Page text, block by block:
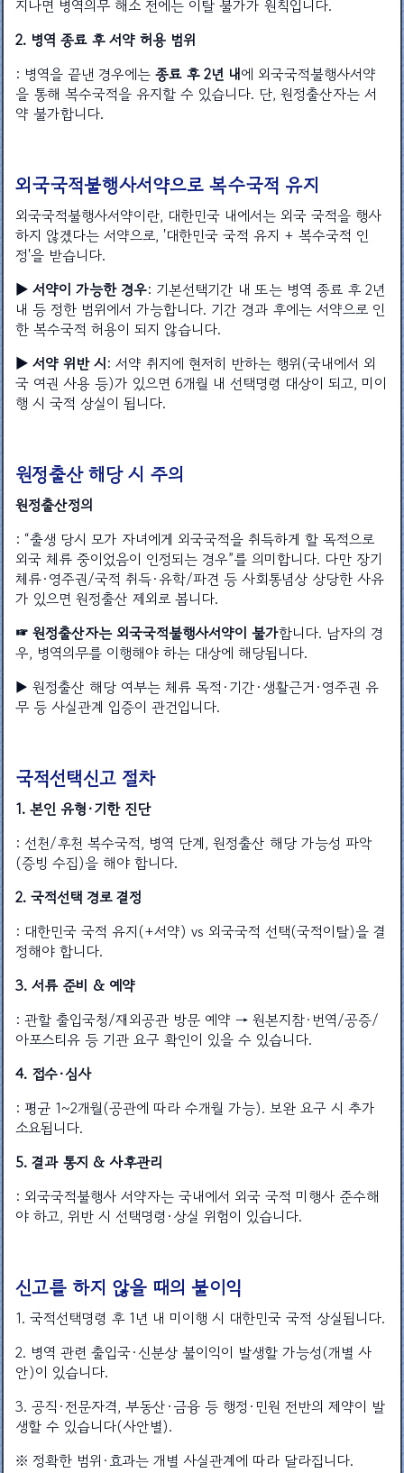
지나면 병역의무 해소 전에는 이탈 불가가 원칙입니다.
2. 병역 종료 후 서약 허용 범위
: 병역을 끝낸 경우에는종료 후 2년 내에 외국국적불행사서약
을 통해 복수국적을 유지할 수 있습니다. 단, 원정출산자는 서
약 불가합니다.
외국국적불행사서약으로 복수국적 유지
외국국적불행사서약이란, 대한민국 내에서는 외국 국적을 행사
하지 않겠다는 서약으로, '대한민국 국적 유지 + 복수국적 인
정'을 받습니다.
▶ 서약이 가능한 경우: 기본선택기간 내 또는 병역 종료 후 2년
내 등 정한 범위에서 가능합니다. 기간 경과 후에는 서약으로 인
한 복수국적 허용이 되지 않습니다.
▶ 서약 위반 시: 서약 취지에 현저히 반하는 행위(국내에서 외
국 여권 사용 등)가 있으면 6개월 내 선택명령 대상이 되고, 미이
행 시 국적 상실이 됩니다.
원정출산 해당 시 주의
원정출산정의
: “출생 당시 모가 자녀에게 외국국적을 취득하게 할 목적으로
외국 체류 중이었음이 인정되는 경우”를 의미합니다. 다만 장기
체류·영주권/국적 취득·유학/파견 등 사회통념상 상당한 사유
가 있으면 원정출산 제외로 봅니다.
☞ 원정출산자는 외국국적불행사서약이 불가합니다. 남자의 경
우, 병역의무를 이행해야 하는 대상에 해당됩니다.
▶ 원정출산 해당 여부는 체류 목적·기간·생활근거·영주권 유
무 등 사실관계 입증이 관건입니다.
국적선택신고 절차
1. 본인 유형·기한 진단
: 선천/후천 복수국적, 병역 단계, 원정출산 해당 가능성 파악
(증빙 수집)을 해야 합니다.
2. 국적선택 경로 결정
: 대한민국 국적 유지(+서약) vs 외국국적 선택(국적이탈)을 결
정해야 합니다.
3. 서류 준비 & 예약
: 관할 출입국청/재외공관 방문 예약 → 원본지참·번역/공증/
아포스티유 등 기관 요구 확인이 있을 수 있습니다.
4. 접수·심사
: 평균 1~2개월(공관에 따라 수개월 가능). 보완 요구 시 추가
소요됩니다.
5. 결과 통지 & 사후관리
: 외국국적불행사 서약자는 국내에서 외국 국적 미행사 준수해
야 하고, 위반 시 선택명령·상실 위험이 있습니다.
신고를 하지 않을 때의 불이익
1. 국적선택명령 후 1년 내 미이행 시 대한민국 국적 상실됩니다.
2. 병역 관련 출입국·신분상 불이익이 발생할 가능성(개별 사
안)이 있습니다.
3. 공직·전문자격, 부동산·금융 등 행정·민원 전반의 제약이 발
생할 수 있습니다(사안별).
※ 정확한 범위·효과는 개별 사실관계에 따라 달라집니다.